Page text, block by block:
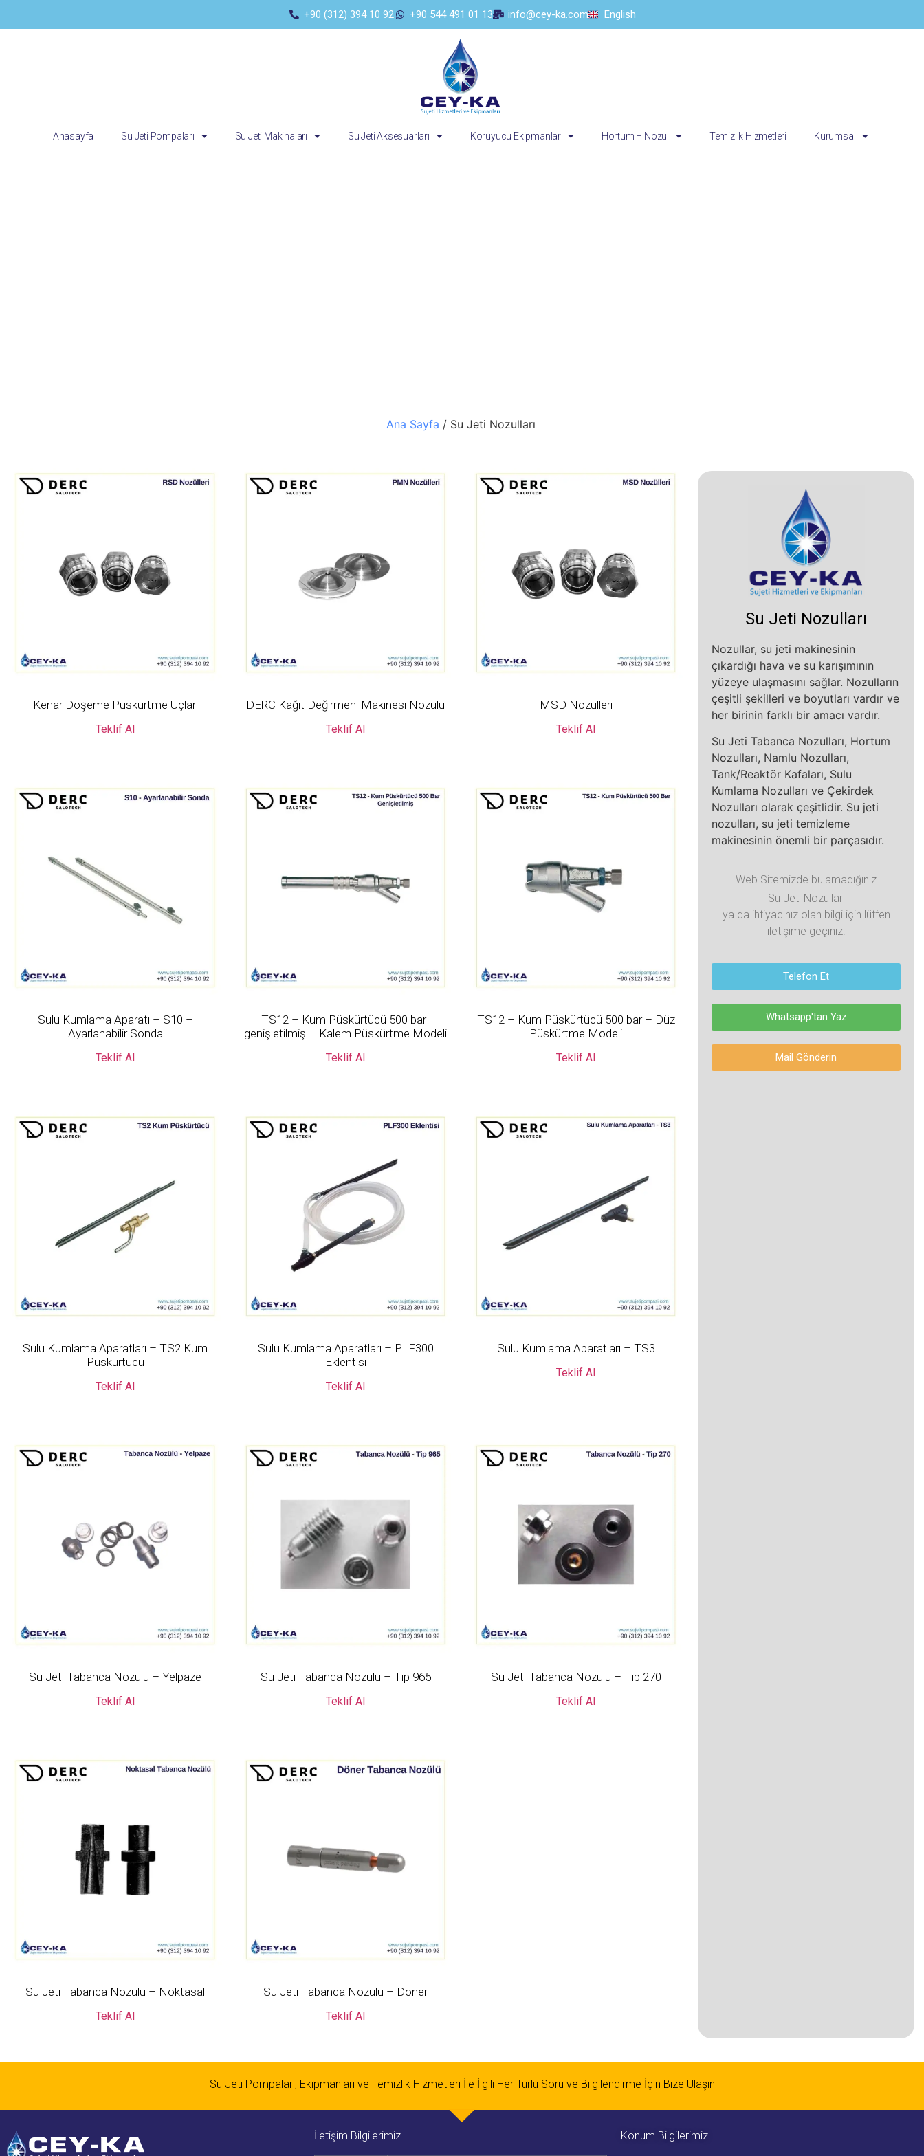
+90 (312) 394 10 92 +90 544 491 01 13 info@cey-ka.com English
Anasayfa Su Jeti Pompaları Su Jeti Makinaları Su Jeti Aksesuarları Koruyucu Ekipmanlar Hortum – Nozul Temizlik Hizmetleri Kurumsal
Ana Sayfa / Su Jeti Nozulları
Kenar Döşeme Püskürtme Uçları
Teklif Al
DERC Kağıt Değirmeni Makinesi Nozülü
Teklif Al
MSD Nozülleri
Teklif Al
Sulu Kumlama Aparatı – S10 –
Ayarlanabilir Sonda
Teklif Al
TS12 – Kum Püskürtücü 500 bar-
genişletilmiş – Kalem Püskürtme Modeli
Teklif Al
TS12 – Kum Püskürtücü 500 bar – Düz
Püskürtme Modeli
Teklif Al
Sulu Kumlama Aparatları – TS2 Kum
Püskürtücü
Teklif Al
Sulu Kumlama Aparatları – PLF300
Eklentisi
Teklif Al
Sulu Kumlama Aparatları – TS3
Teklif Al
Su Jeti Tabanca Nozülü – Yelpaze
Teklif Al
Su Jeti Tabanca Nozülü – Tip 965
Teklif Al
Su Jeti Tabanca Nozülü – Tip 270
Teklif Al
Su Jeti Tabanca Nozülü – Noktasal
Teklif Al
Su Jeti Tabanca Nozülü – Döner
Teklif Al
Su Jeti Nozulları
Nozullar, su jeti makinesinin
çıkardığı hava ve su karışımının
yüzeye ulaşmasını sağlar. Nozulların
çeşitli şekilleri ve boyutları vardır ve
her birinin farklı bir amacı vardır.
Su Jeti Tabanca Nozulları, Hortum
Nozulları, Namlu Nozulları,
Tank/Reaktör Kafaları, Sulu
Kumlama Nozulları ve Çekirdek
Nozulları olarak çeşitlidir. Su jeti
nozulları, su jeti temizleme
makinesinin önemli bir parçasıdır.
Web Sitemizde bulamadığınız
Su Jeti Nozulları
ya da ihtiyacınız olan bilgi için lütfen
iletişime geçiniz.
Telefon Et
Whatsapp'tan Yaz
Mail Gönderin
Su Jeti Pompaları, Ekipmanları ve Temizlik Hizmetleri İle İlgili Her Türlü Soru ve Bilgilendirme İçin Bize Ulaşın
İletişim Bilgilerimiz Konum Bilgilerimiz